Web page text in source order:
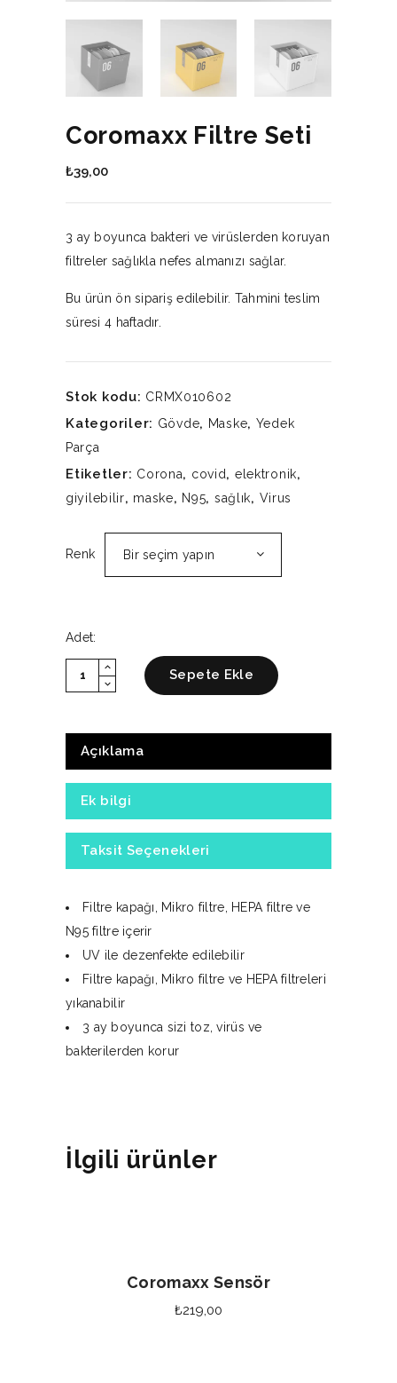
Coromaxx Filtre Seti
₺39,00
3 ay boyunca bakteri ve virüslerden koruyan
filtreler sağlıkla nefes almanızı sağlar.
Bu ürün ön sipariş edilebilir. Tahmini teslim
süresi 4 haftadır.
Stok kodu: CRMX010602
Kategoriler: Gövde, Maske, Yedek
Parça
Etiketler: Corona, covid, elektronik,
giyilebilir, maske, N95, sağlık, Virus
Renk Bir seçim yapın
Adet:
Adet:
expand_less
expand_more
Sepete Ekle
Açıklama
Ek bilgi
Taksit Seçenekleri
Filtre kapağı, Mikro filtre, HEPA filtre ve
N95 filtre içerir
UV ile dezenfekte edilebilir
Filtre kapağı, Mikro filtre ve HEPA filtreleri
yıkanabilir
3 ay boyunca sizi toz, virüs ve
bakterilerden korur
İlgili ürünler
Coromaxx Sensör
₺219,00